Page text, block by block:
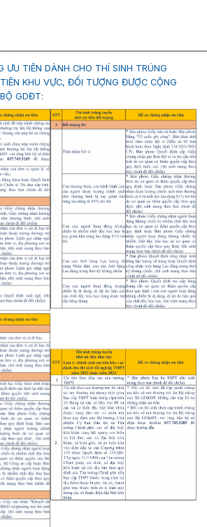
ƯU TIÊN DÀNH CHO THÍ SINH TRÚNG
KHU VỰC, ĐỐI TƯỢNG ĐƯỢC CỘNG
GDĐT: